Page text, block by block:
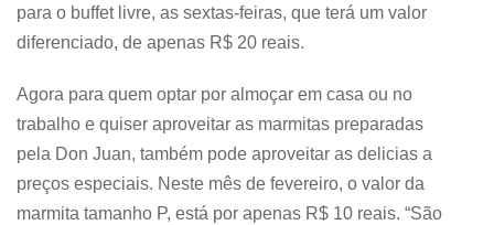
para o buffet livre, as sextas-feiras, que terá um valor
diferenciado, de apenas R$ 20 reais.
Agora para quem optar por almoçar em casa ou no
trabalho e quiser aproveitar as marmitas preparadas
pela Don Juan, também pode aproveitar as delicias a
preços especiais. Neste mês de fevereiro, o valor da
marmita tamanho P, está por apenas R$ 10 reais. “São